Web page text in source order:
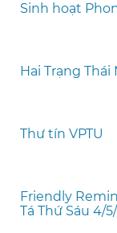
Sinh hoạt
Hai Trạng
Thư tín VPTU
Friendly
Tá Thứ Sáu 4/5/